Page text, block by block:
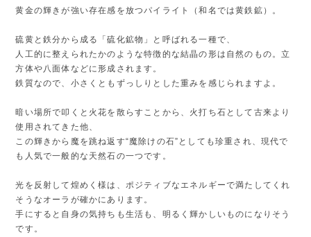
黄金の輝きが強い存在感を放つパイライト（和名では黄鉄鉱）。
硫黄と鉄分から成る「硫化鉱物」と呼ばれる一種で、
人工的に整えられたかのような特徴的な結晶の形は自然のもの。立
方体や八面体などに形成されます。
鉄質なので、小さくともずっしりとした重みを感じられますよ。
暗い場所で叩くと火花を散らすことから、火打ち石として古来より
使用されてきた他、
この輝きから魔を跳ね返す“魔除けの石”としても珍重され、現代で
も人気で一般的な天然石の一つです。
光を反射して煌めく様は、ポジティブなエネルギーで満たしてくれ
そうなオーラが確かにあります。
手にすると自身の気持ちも生活も、明るく輝かしいものになりそう
です。